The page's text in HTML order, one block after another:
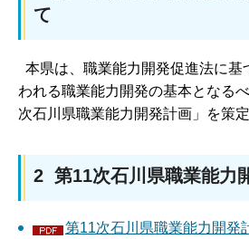
て
本県は、職業能力開発促進法に基
われる職業能力開発の基本となる
次石川県職業能力開発計画」を策定
2 第11次石川県職業能力
第11次石川県職業能力開発